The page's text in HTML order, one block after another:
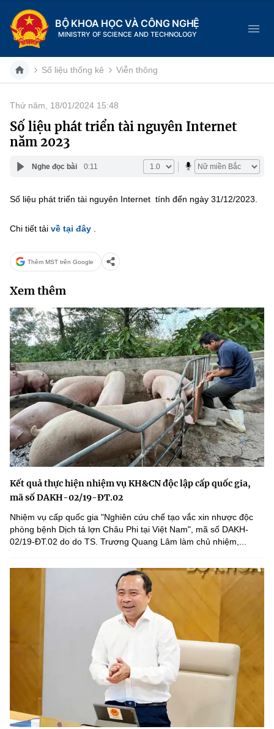
BỘ KHOA HỌC VÀ CÔNG NGHỆ
MINISTRY OF SCIENCE AND TECHNOLOGY
Danh mục
Trang chủ
Giới thiệu
Chức năng nhiệm vụ
Cơ cấu tổ chức
Lịch sử phát triển
Sở Khoa học và Công nghệ
Tin tức sự kiện
Khoa học và Công nghệ
Đổi mới sáng tạo
Chuyển đổi số
Bưu chính, Viễn thông
Sở hữu trí tuệ
Tiêu chuẩn, đo lường, chất lượng
Năng lượng nguyên tử
Tin tổng hợp
Dịch vụ công
Hệ thống văn bản
Văn bản QPPL
Văn bản chỉ đạo điều hành
Lấy ý kiến người dân về dự thảo VBQPPL
MST IOFFICE
THỐNG KÊ
Khoa học và Công nghệ
Đổi mới sáng tạo
Chuyển đổi số
Bưu chính, Viễn thông
Sở hữu trí tuệ
Tiêu chuẩn, đo lường, chất lượng
Năng lượng nguyên tử
Multimedia
THƯ ĐIỆN TỬ
Khác
Videos
Infographic
Voice
Nhiệm vụ trọng tâm
English
BỘ KHOA HỌC VÀ CÔNG NGHỆ
MINISTRY OF SCIENCE AND TECHNOLOGY
Điều khoản sử dụng Theo dõi MST: Góp ý
Cơ quan chủ quản: Bộ Khoa học và Công nghệ (MST)
Số liệu thống kê Viễn thông
Thứ năm, 18/01/2024 15:48
Số liệu phát triển tài nguyên Internet
năm 2023
Nghe đọc bài 0:11
Số liệu phát triển tài nguyên Internet tính đến ngày 31/12/2023.
Chi tiết tải về tại đây
Thêm MST trên Google
Xem thêm
Kết quả thực hiện nhiệm vụ KH&CN độc lập cấp quốc gia,
mã số DAKH-02/19-ĐT.02
Nhiệm vụ cấp quốc gia "Nghiên cứu chế tạo vắc xin nhược độc
phòng bệnh Dịch tả lợn Châu Phi tại Việt Nam", mã số DAKH-
02/19-ĐT.02 do do TS. Trương Quang Lâm làm chủ nhiệm,...